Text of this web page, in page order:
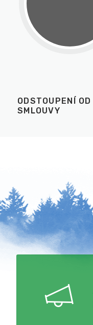
ODSTOUPENÍ OD
SMLOUVY